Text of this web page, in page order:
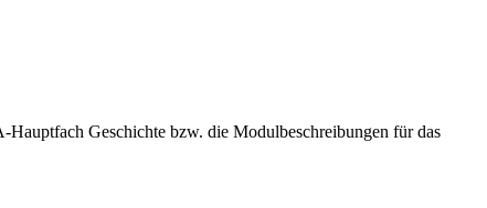
Geschichte bzw. die Modulbeschreibungen für das